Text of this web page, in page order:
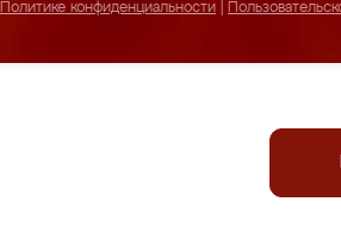
Политике конфиденциальности